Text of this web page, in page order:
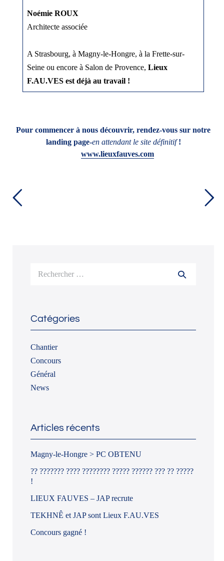
Noémie ROUX
Architecte associée
A Strasbourg, à Magny-le-Hongre, à la Frette-sur-
Seine ou encore à Salon de Provence, Lieux
F.AU.VES est déjà au travail !
Pour commencer à nous découvrir, rendez-vous sur notre
landing page-en attendant le site définitif!
www.lieuxfauves.com
Navigation
d’article
←
Article
Article
suivant
Recherche
Catégories
Chantier
Concours
Général
News
Articles récents
Magny-le-Hongre > PC OBTENU
?? ??????? ???? ???????? ????? ?????? ??? ?? ?????
!
LIEUX FAUVES – JAP recrute
TEKHNÊ et JAP sont Lieux F.AU.VES
Concours gagné !